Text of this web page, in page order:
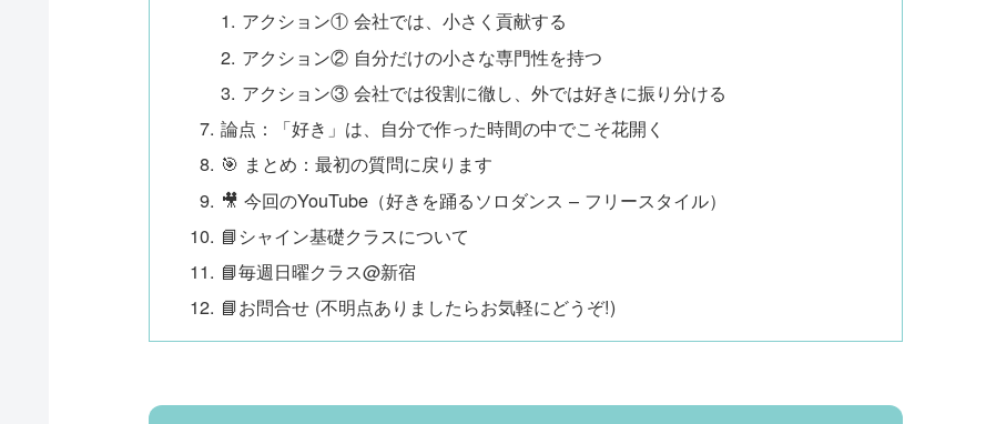
アクション① 会社では、小さく貢献する
アクション② 自分だけの小さな専門性を持つ
アクション③ 会社では役割に徹し、外では好きに振り分ける
論点：「好き」は、自分で作った時間の中でこそ花開く
🎯 まとめ：最初の質問に戻ります
🎥 今回のYouTube（好きを踊るソロダンス – フリースタイル）
📘シャイン基礎クラスについて
📘毎週日曜クラス@新宿
📘お問合せ (不明点ありましたらお気軽にどうぞ!)